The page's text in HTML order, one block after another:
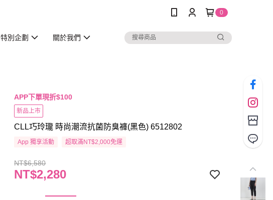
0
特別企劃 關於我們
APP下單現折$100
新品上市
CLL巧玲瓏 時尚潮流抗菌防臭褲(黑色) 6512802
App 獨享活動 超取滿NT$2,000免運
NT$6,580
NT$2,280